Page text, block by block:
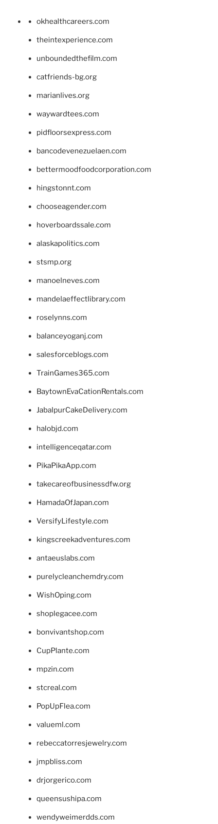
okhealthcareers.com
theintexperience.com
unboundedthefilm.com
catfriends-bg.org
marianlives.org
waywardtees.com
pidfloorsexpress.com
bancodevenezuelaen.com
bettermoodfoodcorporation.com
hingstonnt.com
chooseagender.com
hoverboardssale.com
alaskapolitics.com
stsmp.org
manoelneves.com
mandelaeffectlibrary.com
roselynns.com
balanceyoganj.com
salesforceblogs.com
TrainGames365.com
BaytownEvaCationRentals.com
JabalpurCakeDelivery.com
halobjd.com
intelligenceqatar.com
PikaPikaApp.com
takecareofbusinessdfw.org
HamadaOfJapan.com
VersifyLifestyle.com
kingscreekadventures.com
antaeuslabs.com
purelycleanchemdry.com
WishOping.com
shoplegacee.com
bonvivantshop.com
CupPlante.com
mpzin.com
stcreal.com
PopUpFlea.com
valueml.com
rebeccatorresjewelry.com
jmpbliss.com
drjorgerico.com
queensushipa.com
wendyweimerdds.com